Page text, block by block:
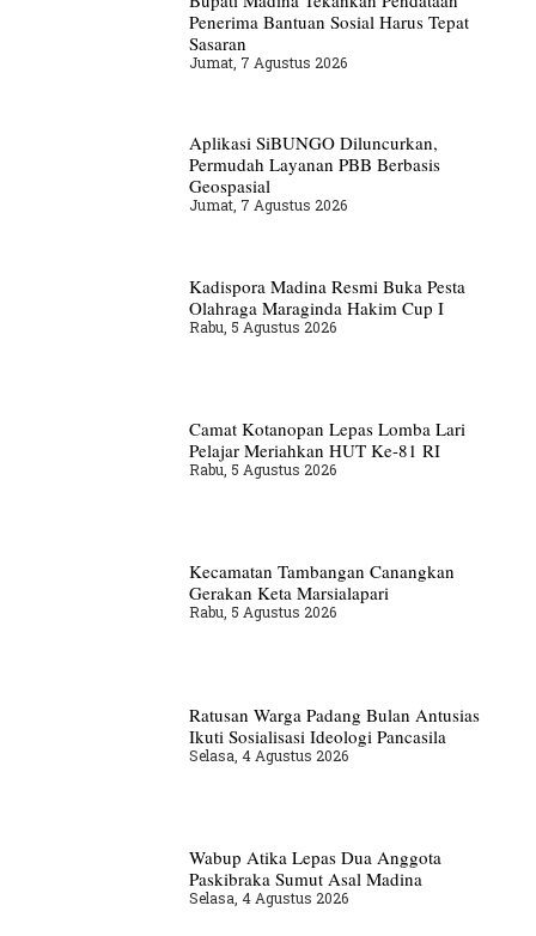
Penerima Bantuan Sosial Harus Tepat
Sasaran
Jumat, 7 Agustus 2026
Aplikasi SiBUNGO Diluncurkan,
Permudah Layanan PBB Berbasis
Geospasial
Jumat, 7 Agustus 2026
Kadispora Madina Resmi Buka Pesta
Olahraga Maraginda Hakim Cup I
Rabu, 5 Agustus 2026
Camat Kotanopan Lepas Lomba Lari
Pelajar Meriahkan HUT Ke-81 RI
Rabu, 5 Agustus 2026
Kecamatan Tambangan Canangkan
Gerakan Keta Marsialapari
Rabu, 5 Agustus 2026
Ratusan Warga Padang Bulan Antusias
Ikuti Sosialisasi Ideologi Pancasila
Selasa, 4 Agustus 2026
Wabup Atika Lepas Dua Anggota
Paskibraka Sumut Asal Madina
Selasa, 4 Agustus 2026